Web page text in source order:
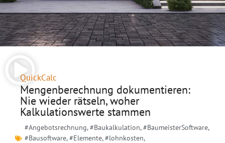
QuickCalc
Mengenberechnung dokumentieren:
Nie wieder rätseln, woher
Kalkulationswerte stammen
#Angebotsrechnung,#Baukalkulation,#BaumeisterSoftware,
#Bausoftware,#Elemente,#lohnkosten,